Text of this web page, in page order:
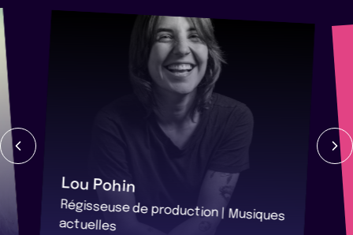
Lou Pohin
Régisseuse de production | Musiques
actuelles